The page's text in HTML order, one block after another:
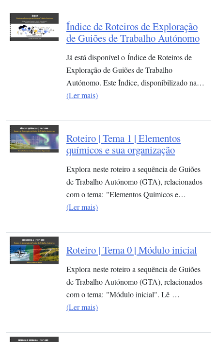
Índice de Roteiros de Exploração
de Guiões de Trabalho Autónomo
Já está disponível o Índice de Roteiros de
Exploração de Guiões de Trabalho
Autónomo. Este Índice, disponibilizado na…
(Ler mais)
Roteiro | Tema 1 | Elementos
químicos e sua organização​
Explora neste roteiro a sequência de Guiões
de Trabalho Autónomo (GTA), relacionados
com o tema: "Elementos Químicos e…
(Ler mais)
Roteiro | Tema 0 | Módulo inicial
Explora neste roteiro a sequência de Guiões
de Trabalho Autónomo (GTA), relacionados
com o tema: "Módulo inicial". Lê …
(Ler mais)